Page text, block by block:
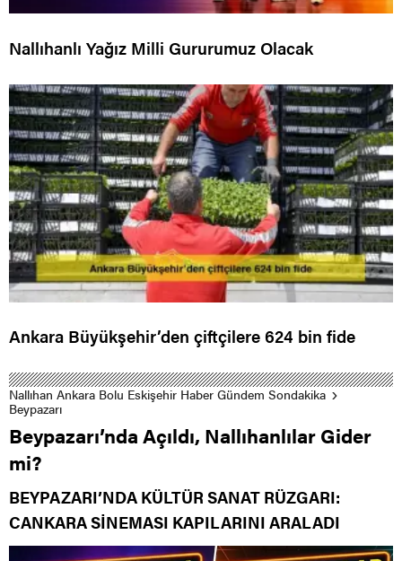
Nallıhanlı Yağız Milli Gururumuz Olacak
Ankara Büyükşehir’den çiftçilere 624 bin fide
Nallıhan Ankara Bolu Eskişehir Haber Gündem Sondakika
Beypazarı
Beypazarı’nda Açıldı, Nallıhanlılar Gider
mi?
BEYPAZARI’NDA KÜLTÜR SANAT RÜZGARI:
CANKARA SİNEMASI KAPILARINI ARALADI